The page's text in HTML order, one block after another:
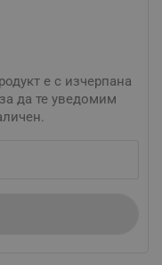
е с изчерпана
да те уведомим